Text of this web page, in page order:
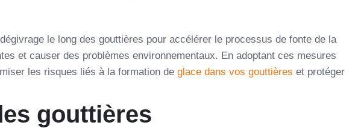
le long des gouttières pour accélérer le processus de fonte de la
et causer des problèmes environnementaux. En adoptant ces mesures
les risques liés à la formation de glace dans vos gouttières et protéger
gouttières